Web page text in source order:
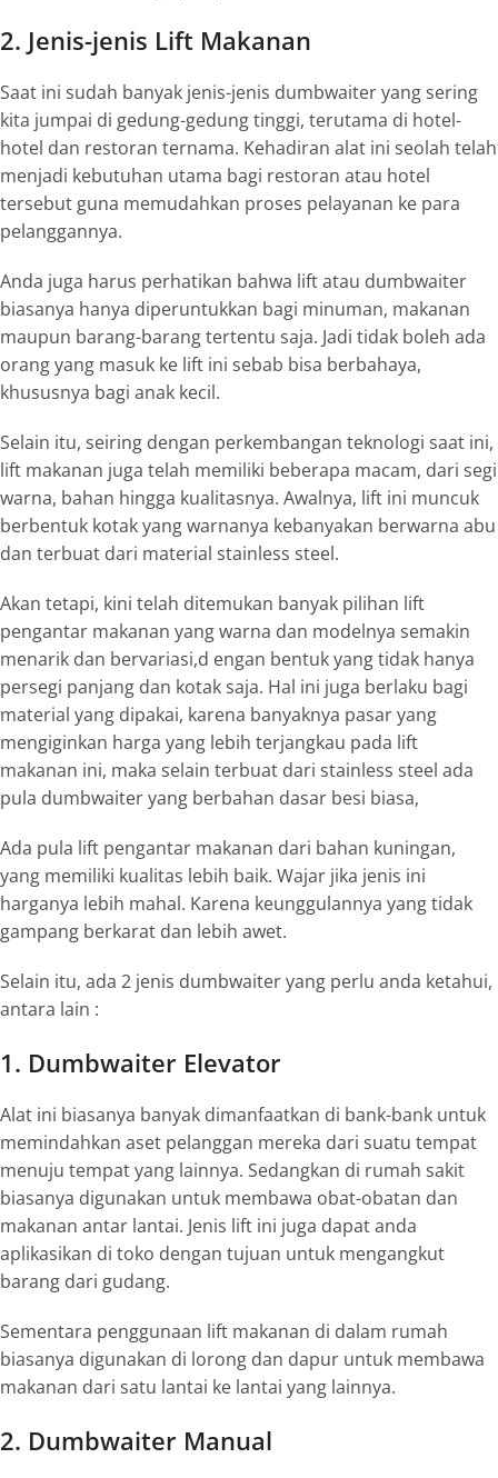
2. Jenis-jenis Lift Makanan
Saat ini sudah banyak jenis-jenis dumbwaiteryang sering
kita jumpai di gedung-gedung tinggi, terutama di hotel-
hotel dan restoran ternama. Kehadiran alat ini seolah telah
menjadi kebutuhan utama bagi restoran atau hotel
tersebut guna memudahkan proses pelayanan ke para
pelanggannya.
Anda juga harus perhatikan bahwa liftatau dumbwaiter
biasanya hanya diperuntukkan bagi minuman, makanan
maupun barang-barang tertentu saja. Jadi tidak boleh ada
orang yang masuk ke lift ini sebab bisa berbahaya,
khususnya bagi anak kecil.
Selain itu, seiring dengan perkembangan teknologi saat ini,
lift makanan juga telah memiliki beberapa macam, dari segi
warna, bahan hingga kualitasnya. Awalnya, lift ini muncuk
berbentuk kotak yang warnanya kebanyakan berwarna abu
dan terbuat dari material stainless steel.
Akan tetapi, kini telah ditemukan banyak pilihan lift
pengantar makanan yang warna dan modelnya semakin
menarik dan bervariasi,d engan bentuk yang tidak hanya
persegi panjang dan kotak saja. Hal ini juga berlaku bagi
material yang dipakai, karena banyaknya pasar yang
mengiginkan harga yang lebih terjangkau pada lift
makanan ini, maka selain terbuat dari stainless steel ada
pula dumbwaiteryang berbahan dasar besi biasa,
Ada pula lift pengantar makanan dari bahan kuningan,
yang memiliki kualitas lebih baik. Wajar jika jenis ini
harganya lebih mahal. Karena keunggulannya yang tidak
gampang berkarat dan lebih awet.
Selain itu, ada 2 jenis dumbwaiteryang perlu anda ketahui,
antara lain :
1. Dumbwaiter Elevator
Alat ini biasanya banyak dimanfaatkan di bank-bank untuk
memindahkan aset pelanggan mereka dari suatu tempat
menuju tempat yang lainnya. Sedangkan di rumah sakit
biasanya digunakan untuk membawa obat-obatan dan
makanan antar lantai. Jenis lift ini juga dapat anda
aplikasikan di toko dengan tujuan untuk mengangkut
barang dari gudang.
Sementara penggunaan lift makanan di dalam rumah
biasanya digunakan di lorong dan dapur untuk membawa
makanan dari satu lantai ke lantai yang lainnya.
2. Dumbwaiter Manual